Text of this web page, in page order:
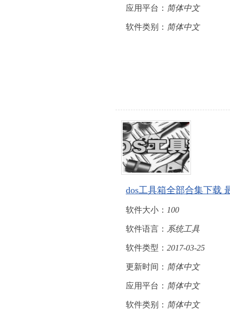
应用平台： 简体中文
软件类别： 简体中文
dos工具箱全部合集下载
软件大小： 100
软件语言： 系统工具
软件类型： 2017-03-25
更新时间： 简体中文
应用平台： 简体中文
软件类别： 简体中文